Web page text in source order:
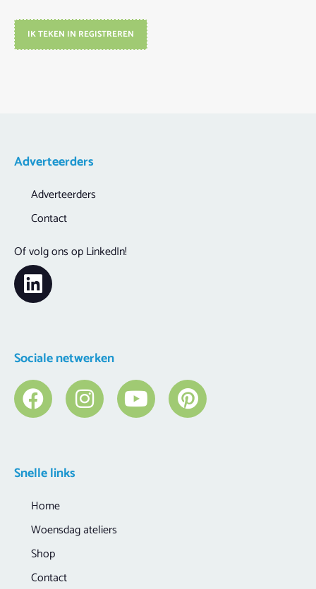
IK TEKEN IN REGISTREREN
Snelle links
Home
Woensdag ateliers
Shop
Contact
Sociale netwerken
Adverteerders
Adverteerders
Contact
Of volg ons op LinkedIn!